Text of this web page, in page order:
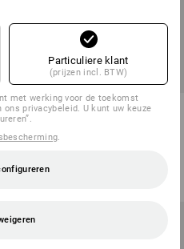
T-Shirt e.s.industry, dames
(incl. BTW) v.a. 30 stuks
Particuliere klant
(prijzen incl. BTW)
met werking voor de toekomst
ons privacybeleid. U kunt uw keuze
.